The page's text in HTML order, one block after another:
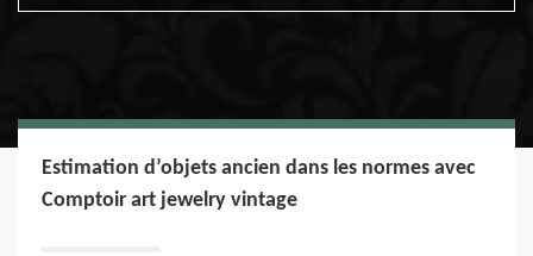
Estimation d’objets ancien dans les normes avec
Comptoir art jewelry vintage